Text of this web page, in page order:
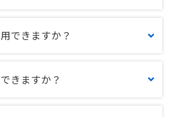
できますか？
きますか？